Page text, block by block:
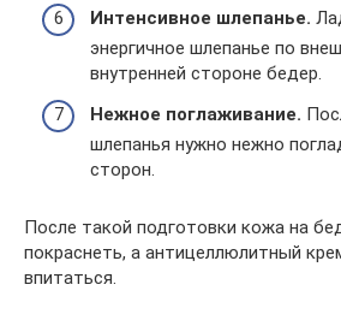
Интенсивное шлепанье.
энергичное шлепанье по
внутренней стороне бедер.
Нежное поглаживание.
шлепанья нужно нежно
сторон.
После такой подготовки кожа на
покраснеть, а антицеллюлитный
впитаться.